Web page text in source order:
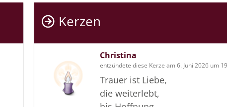
Kerzen
Christina
entzündete diese Kerze am 6. Juni 2026 um
Trauer ist Liebe,
die weiterlebt,